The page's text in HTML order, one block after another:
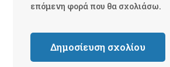
επόμενη φορά που θα σχολιάσω.